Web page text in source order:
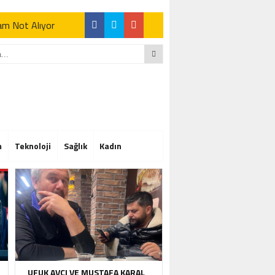
Not Alıyor
Not Alıyor
Teknoloji Sağlık Kadın
UFUK AVCI VE MUSTAFA KARAL